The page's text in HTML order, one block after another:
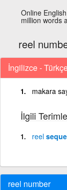
Online
million words
reel
İngilizce -
makara
İlgili
reel
reel number